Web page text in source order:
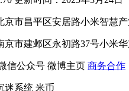
京市昌平区安居路小米智慧产
京市建邺区永初路37号小米
信公众号 微博主页 商务合作
迷系统 米币